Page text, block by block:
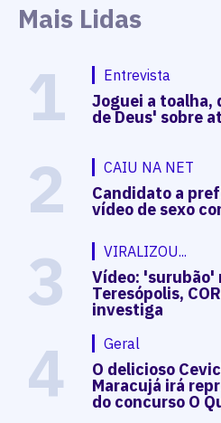
Mais Lidas
1 Entrevista
Joguei a toalha,
de Deus' sobre
2 CAIU NA NET
Candidato a
vídeo de sexo
3 VIRALIZOU...
Vídeo: 'surubão'
Teresópolis,
investiga
4 Geral
O delicioso
Maracujá irá
do concurso O